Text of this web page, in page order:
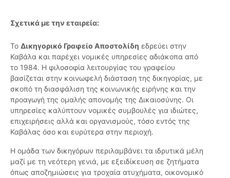
Σχετικά με την εταιρεία:
Το Δικηγορικό Γραφείο Αποστολίδη εδρεύει στην
Καβάλα και παρέχει νομικές υπηρεσίες αδιάκοπα από
το 1984. Η φιλοσοφία λειτουργίας του γραφείου
βασίζεται στην κοινωφελή διάσταση της δικηγορίας, με
σκοπό τη διασφάλιση της κοινωνικής ειρήνης και την
προαγωγή της ομαλής απονομής της Δικαιοσύνης. Οι
υπηρεσίες καλύπτουν νομικές συμβουλές για ιδιώτες,
επιχειρήσεις αλλά και οργανισμούς, τόσο εντός της
Καβάλας όσο και ευρύτερα στην περιοχή.
Η ομάδα των δικηγόρων περιλαμβάνει τα ιδρυτικά μέλη
μαζί με τη νεότερη γενιά, με εξειδίκευση σε ζητήματα
όπως αποζημιώσεις για τροχαία ατυχήματα, οικονομικό